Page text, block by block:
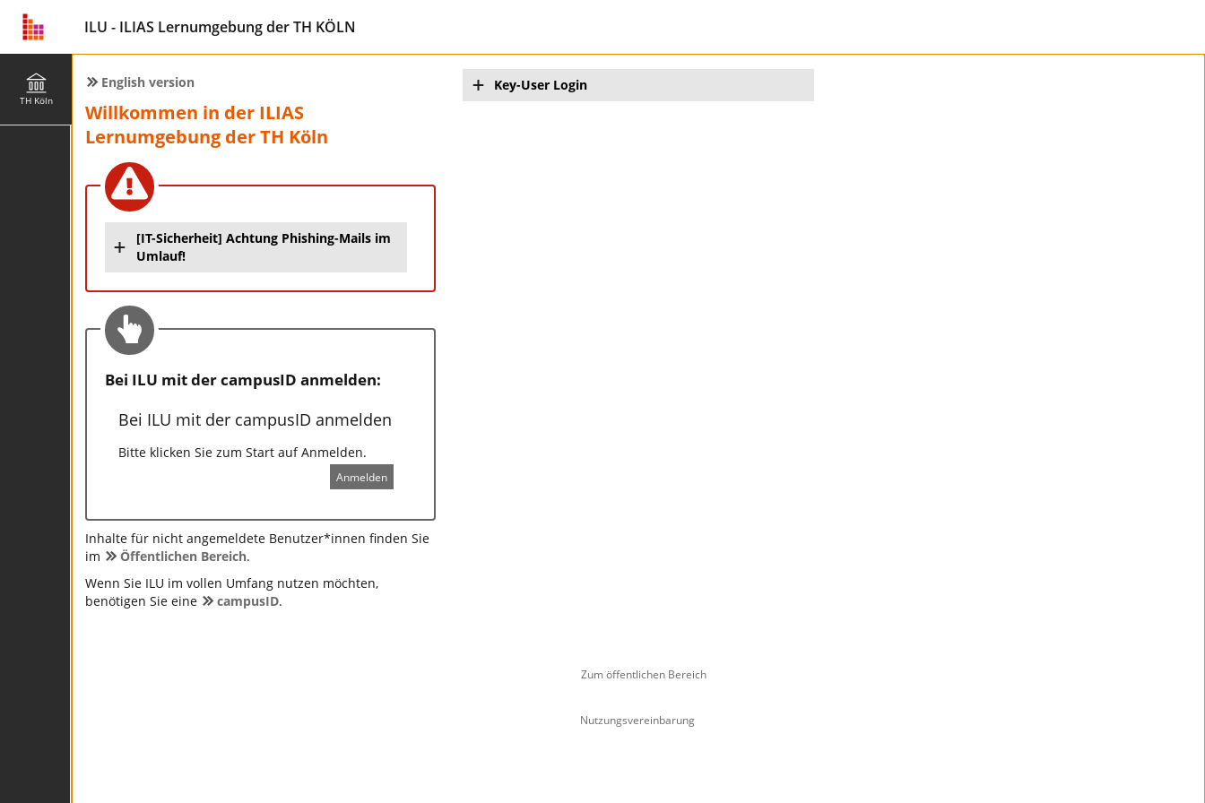
ILU - ILIAS Lernumgebung der TH KÖLN
TH Köln
English version
Willkommen in der ILIAS
Lernumgebung der TH Köln
[IT-Sicherheit] Achtung Phishing-Mails im
Umlauf!
Bei ILU mit der campusID anmelden:
Bei ILU mit der campusID anmelden
Bitte klicken Sie zum Start auf Anmelden.
Anmelden
Inhalte für nicht angemeldete Benutzer*innen finden Sie
im
Öffentlichen Bereich.
Wenn Sie ILU im vollen Umfang nutzen möchten,
benötigen Sie eine
campusID.
Key-User Login
Zum öffentlichen Bereich
Nutzungsvereinbarung